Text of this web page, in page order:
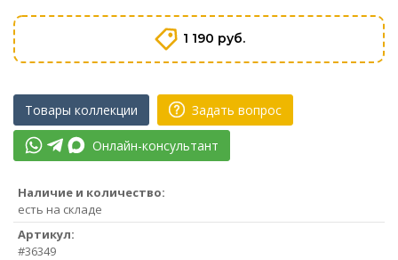
1 190 руб.
Товары коллекции Задать вопрос
Онлайн-консультант
Наличие и количество:
есть на складе
Артикул:
#36349